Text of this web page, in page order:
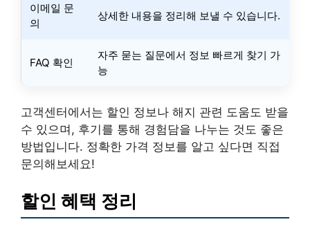
이메일 문
의
상세한 내용을 정리해 보낼 수 있습니다.
FAQ 확인
자주 묻는 질문에서 정보 빠르게 찾기 가
능
고객센터에서는 할인 정보나 해지 관련 도움도 받을
수 있으며, 후기를 통해 경험담을 나누는 것도 좋은
방법입니다. 정확한 가격 정보를 알고 싶다면 직접
문의해보세요!
할인 혜택 정리